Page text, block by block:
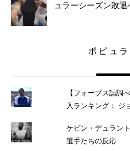
ュラーシーズン敗退
ポピュラ
【フォーブス誌調
入ランキング： ジ
ケビン・デュラン
選手たちの反応